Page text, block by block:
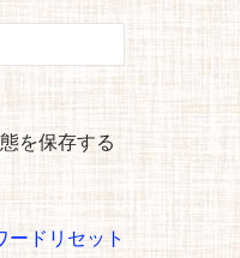
を保存する
ードリセット